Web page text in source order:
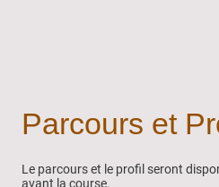
Parcours et
Le parcours et le profil seront
avant la course.